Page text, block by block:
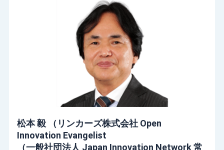
松本 毅 （ リンカーズ株式会社 Open
Innovation Evangelist
（一般社団法人 Japan Innovation Network 常